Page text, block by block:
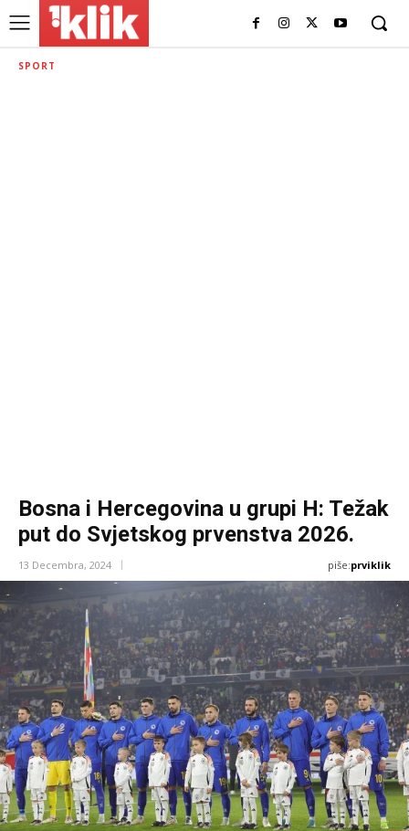
SPORT
Bosna i Hercegovina u grupi H: Težak
put do Svjetskog prvenstva 2026.
13 Decembra, 2024 piše:prviklik